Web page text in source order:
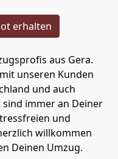
erhalten
aus Gera.
unseren Kunden
und auch
sind immer an Deiner
und
willkommen
Deinen Umzug.